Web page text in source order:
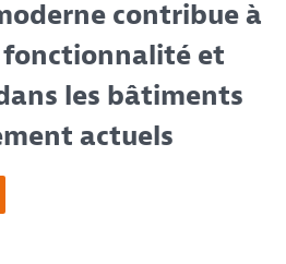
contribue à
et
les bâtiments
actuels